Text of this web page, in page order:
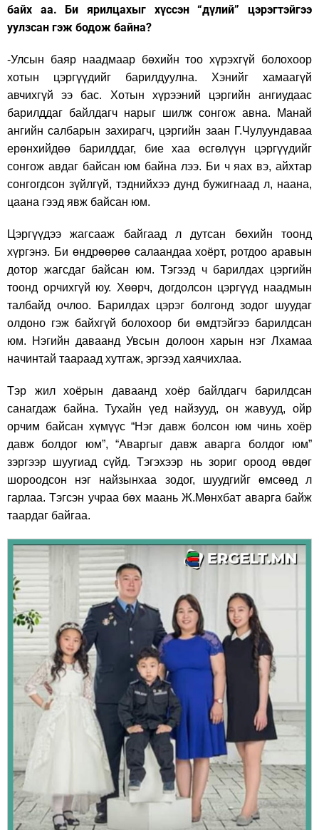
байх аа. Би ярилцахыг хүссэн “дүлий” цэрэгтэйгээ
уулзсан гэж бодож байна?
-Улсын баяр наадмаар бөхийн тоо хүрэхгүй болохоор
хотын цэргүүдийг барилдуулна. Хэнийг хамаагүй
авчихгүй ээ бас. Хотын хүрээний цэргийн ангиудаас
барилддаг байлдагч нарыг шилж сонгож авна. Манай
ангийн салбарын захирагч, цэргийн заан Г.Чулуундаваа
ерөнхийдөө барилддаг, бие хаа өсгөлүүн цэргүүдийг
сонгож авдаг байсан юм байна лээ. Би ч яах вэ, айхтар
сонгогдсон зүйлгүй, тэднийхээ дунд бужигнаад л, наана,
цаана гээд явж байсан юм.
Цэргүүдээ жагсааж байгаад л дутсан бөхийн тоонд
хүргэнэ. Би өндрөөрөө салаандаа хоёрт, ротдоо аравын
дотор жагсдаг байсан юм. Тэгээд ч барилдах цэргийн
тоонд орчихгүй юу. Хөөрч, догдолсон цэргүүд наадмын
талбайд очлоо. Барилдах цэрэг болгонд зодог шуудаг
олдоно гэж байхгүй болохоор би өмдтэйгээ барилдсан
юм. Нэгийн даваанд Увсын долоон харын нэг Лхамаа
начинтай таараад хутгаж, эргээд хаячихлаа.
Тэр жил хоёрын даваанд хоёр байлдагч барилдсан
санагдаж байна. Тухайн үед найзууд, он жавууд, ойр
орчим байсан хүмүүс “Нэг давж болсон юм чинь хоёр
давж болдог юм”, “Аваргыг давж аварга болдог юм”
зэргээр шуугиад сүйд. Тэгэхээр нь зориг ороод өвдөг
шороодсон нэг найзынхаа зодог, шуудгийг өмсөөд л
гарлаа. Тэгсэн учраа бөх маань Ж.Мөнхбат аварга байж
таардаг байгаа.